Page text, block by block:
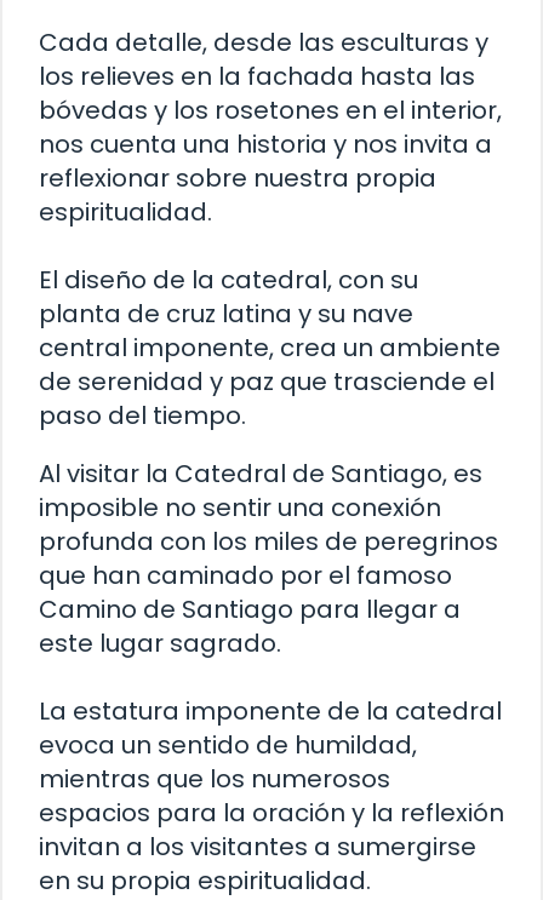
Cada detalle, desde las esculturas y
los relieves en la fachada hasta las
bóvedas y los rosetones en el interior,
nos cuenta una historia y nos invita a
reflexionar sobre nuestra propia
espiritualidad.
El diseño de la catedral, con su
planta de cruz latina y su nave
central imponente, crea un ambiente
de serenidad y paz que trasciende el
paso del tiempo.
Al visitar la Catedral de Santiago, es
imposible no sentir una conexión
profunda con los miles de peregrinos
que han caminado por el famoso
Camino de Santiago para llegar a
este lugar sagrado.
La estatura imponente de la catedral
evoca un sentido de humildad,
mientras que los numerosos
espacios para la oración y la reflexión
invitan a los visitantes a sumergirse
en su propia espiritualidad.